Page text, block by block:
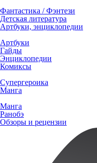
Фантастика / Фэнтези
Детская литература
Артбуки, энциклопедии
Артбуки
Гайды
Энциклопедии
Комиксы
Супергероика
Манга
Манга
Ранобэ
Обзоры и рецензии